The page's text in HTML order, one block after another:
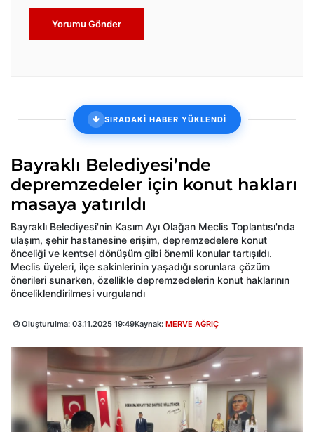
Yorumu Gönder
SIRADAKİ HABER YÜKLENDİ
Bayraklı Belediyesi’nde
depremzedeler için konut hakları
masaya yatırıldı
Bayraklı Belediyesi'nin Kasım Ayı Olağan Meclis Toplantısı'nda
ulaşım, şehir hastanesine erişim, depremzedelere konut
önceliği ve kentsel dönüşüm gibi önemli konular tartışıldı.
Meclis üyeleri, ilçe sakinlerinin yaşadığı sorunlara çözüm
önerileri sunarken, özellikle depremzedelerin konut haklarının
önceliklendirilmesi vurgulandı
Oluşturulma: 03.11.2025 19:49Kaynak: MERVE AĞRIÇ